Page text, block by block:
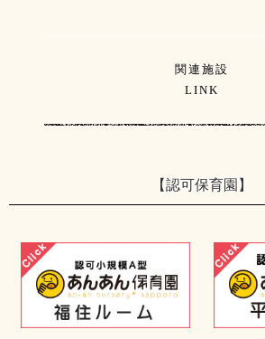
関連施設
LINK
【認可保育園】